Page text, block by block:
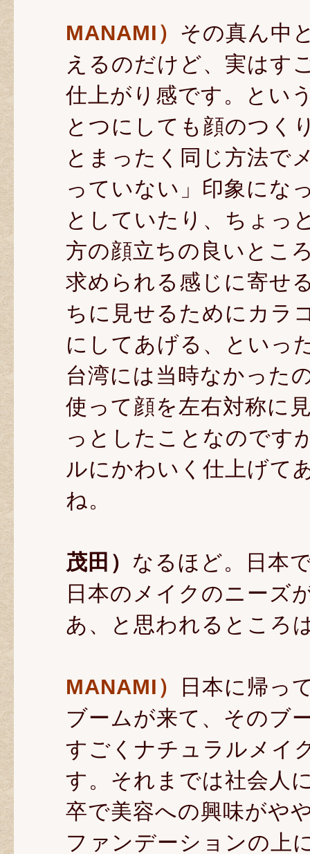
MANAMI） その真ん中
えるのだけど、実はす
仕上がり感です。とい
とつにしても顔のつく
とまったく同じ方法で
っていない」印象にな
としていたり、ちょっ
方の顔立ちの良いとこ
求められる感じに寄せ
ちに見せるためにカラ
にしてあげる、といっ
台湾には当時なかった
使って顔を左右対称に
っとしたことなのです
ルにかわいく仕上げて
ね。
茂田） なるほど。日本
日本のメイクのニーズ
あ、と思われるところ
MANAMI）
日本に帰っ
ブームが来て、そのブ
すごくナチュラルメイ
す。それまでは社会人
卒で美容への興味がや
ファンデーションの上